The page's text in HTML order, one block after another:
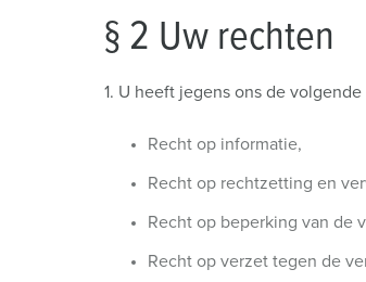
§ 2 Uw rechten
1. U heeft jegens ons de
Recht op informatie,
Recht op rechtzetting en
Recht op beperking van de
Recht op verzet tegen de